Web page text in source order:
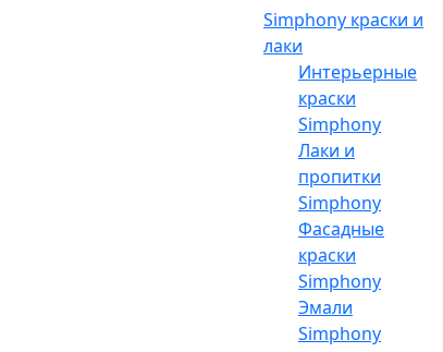
Simphony краски и
лаки
Интерьерные
краски
Simphony
Лаки и
пропитки
Simphony
Фасадные
краски
Simphony
Эмали
Simphony